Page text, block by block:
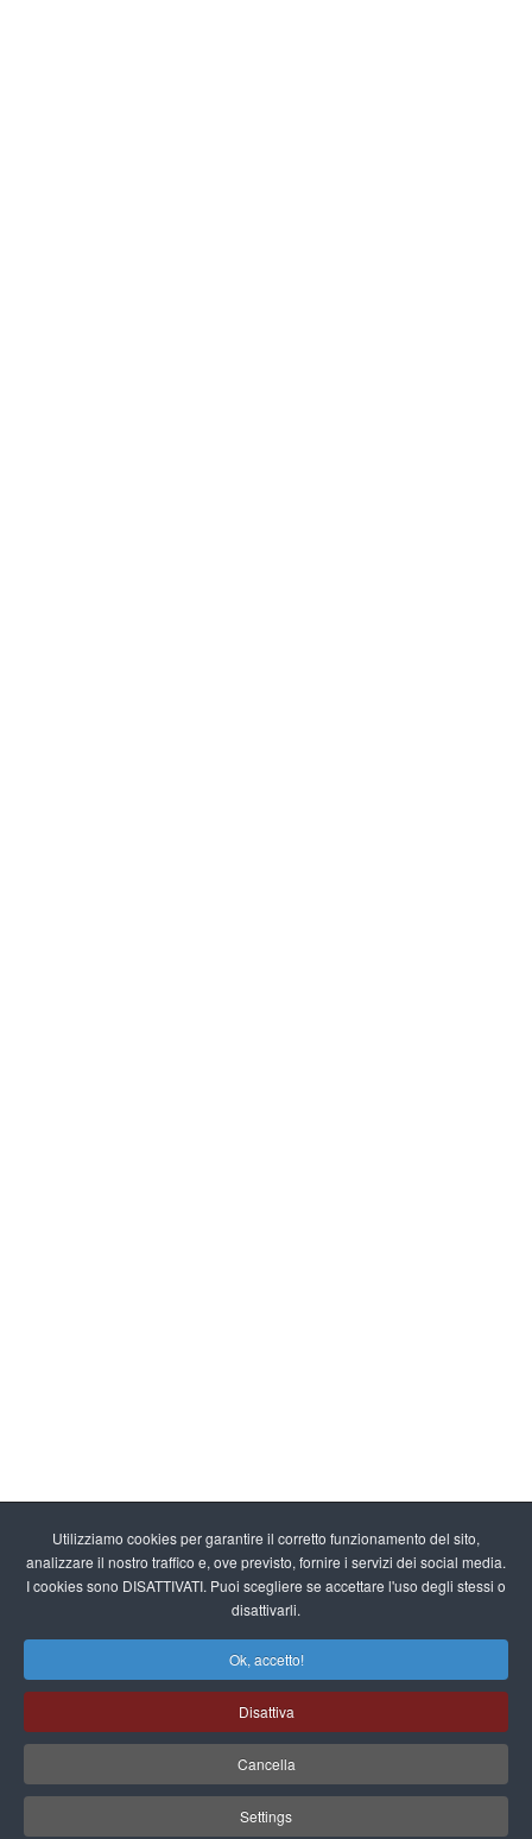
Utilizziamo cookies per garantire il corretto funzionamento del sito,
analizzare il nostro traffico e, ove previsto, fornire i servizi dei social media.
I cookies sono DISATTIVATI. Puoi scegliere se accettare l'uso degli stessi o
disattivarli.
Ok, accetto!
Disattiva
Cancella
Settings